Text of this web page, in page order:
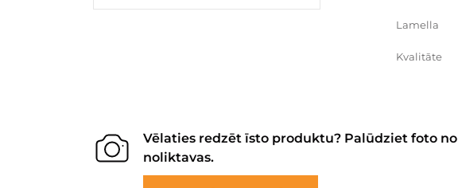
Lamella
Kvalitāte
Vēlaties redzēt īsto produktu? Palūdziet foto no
noliktavas.